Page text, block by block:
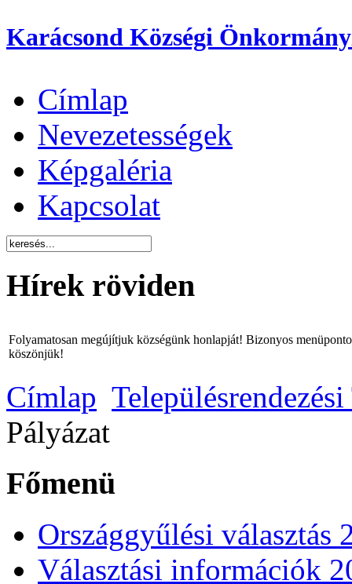
Karácsond Községi
Címlap
Nevezetességek
Képgaléria
Kapcsolat
Hírek röviden
Folyamatosan megújítjuk községünk honlapját! Bizonyos
köszönjük!
Címlap
Pályázat
Főmenü
Országgyűlési választás
Választási információk